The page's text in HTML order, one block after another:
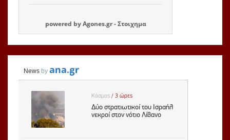
powered byAgones.gr-Στοιχημα